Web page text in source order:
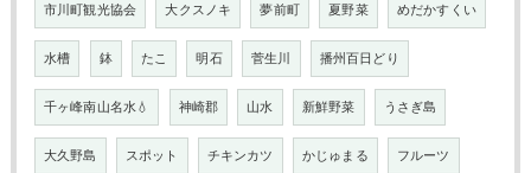
市川町観光協会 大クスノキ 夢前町 夏野菜 めだかすくい
水槽 鉢 たこ 明石 菅生川 播州百日どり
千ヶ峰南山名水💧 神崎郡 山水 新鮮野菜 うさぎ島
大久野島 スポット チキンカツ かじゅまる フルーツ